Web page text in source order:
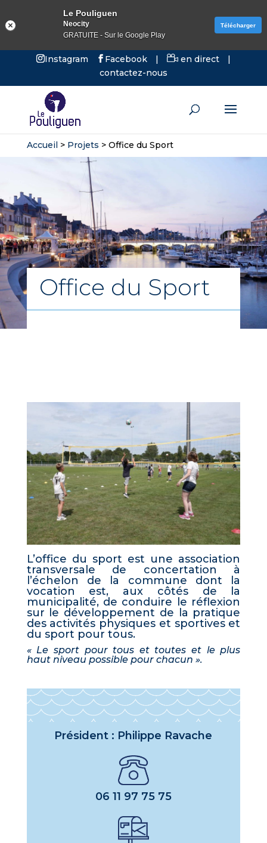
Instagram Facebook | en direct
|
contactez-nous
Accueil> Projets > Office du Sport
Office du Sport
L’office du sport est une association
transversale de concertation à
l’échelon de la commune dont la
vocation est, aux côtés de la
municipalité, de conduire le réflexion
sur le développement de la pratique
des activités physiques et sportives et
du sport pour tous.
« Le sport pour tous et toutes et le plus
haut niveau possible pour chacun ».
Président : Philippe Ravache
06 11 97 75 75
Le Pouliguen
Neocity
GRATUITE - Sur le Google Play
Télécharger